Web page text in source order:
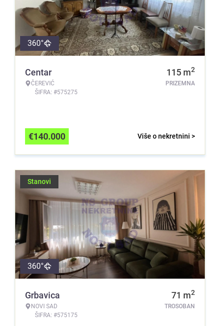
360°
Centar
ČEREVIĆ
ŠIFRA: #575275
115 m2
PRIZEMNA
Više o nekretnini >
€140.000
Stanovi
360°
Grbavica
NOVI SAD
ŠIFRA: #575175
71 m2
TROSOBAN